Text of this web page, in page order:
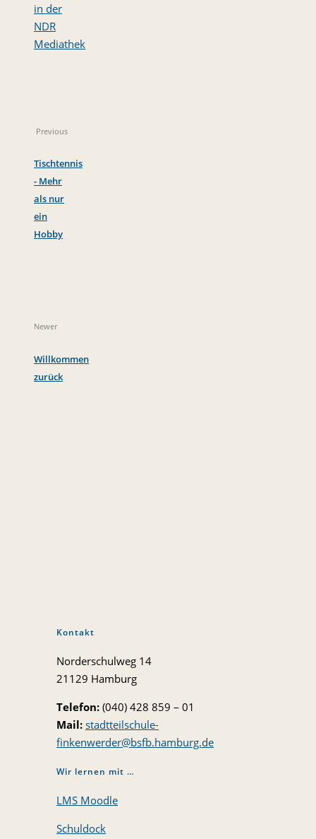
in der
NDR
Mediathek
Previous
Tischtennis
- Mehr
als nur
ein
Hobby
Newer
Willkommen
zurück
Kontakt
Norderschulweg 14
21129 Hamburg
Telefon: (040) 428 859 – 01
Mail: stadtteilschule-
finkenwerder@bsfb.hamburg.de
Wir lernen mit …
LMS Moodle
Schuldock